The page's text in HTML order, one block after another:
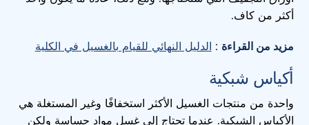
أكثر من كاف.
مزيد من القراءة : الدليل النهائي للقيام بالغسيل في الكلية
أكياس شبكية
واحدة من منتجات الغسيل الأكثر استخفافًا وغير المستغلة هي
الأكياس الشبكية. عندما تحتاج إلى غسل مواد حساسة ولكن